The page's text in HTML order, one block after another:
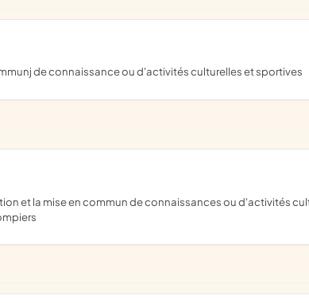
de connaissance ou d'activités culturelles et sportives